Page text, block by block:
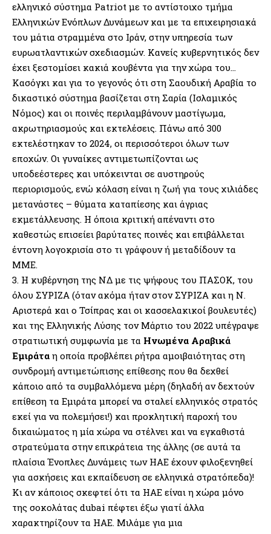
ελληνικό σύστημα Patriot με το αντίστοιχο τμήμα
Ελληνικών Ενόπλων Δυνάμεων και με τα επιχειρησιακά
του μάτια στραμμένα στο Ιράν, στην υπηρεσία των
ευρωατλαντικών σχεδιασμών. Κανείς κυβερνητικός δεν
έχει ξεστομίσει κακιά κουβέντα για την χώρα του…
Κασόγκι και για το γεγονός ότι στη Σαουδική Αραβία το
δικαστικό σύστημα βασίζεται στη Σαρία (Ισλαμικός
Νόμος) και οι ποινές περιλαμβάνουν μαστίγωμα,
ακρωτηριασμούς και εκτελέσεις. Πάνω από 300
εκτελέστηκαν το 2024, οι περισσότεροι όλων των
εποχών. Οι γυναίκες αντιμετωπίζονται ως
υποδεέστερες και υπόκεινται σε αυστηρούς
περιορισμούς, ενώ κόλαση είναι η ζωή για τους χιλιάδες
μετανάστες – θύματα καταπίεσης και άγριας
εκμετάλλευσης. Η όποια κριτική απέναντι στο
καθεστώς επισείει βαρύτατες ποινές και επιβάλλεται
έντονη λογοκρισία στο τι γράφουν ή μεταδίδουν τα
ΜΜΕ.
3. Η κυβέρνηση της ΝΔ με τις ψήφους του ΠΑΣΟΚ, του
όλου ΣΥΡΙΖΑ (όταν ακόμα ήταν στον ΣΥΡΙΖΑ και η Ν.
Αριστερά και ο Τσίπρας και οι κασσελακικοί βουλευτές)
και της Ελληνικής Λύσης τον Μάρτιο του 2022 υπέγραψε
στρατιωτική συμφωνία με τα Ηνωμένα Αραβικά
Εμιράτα η οποία προβλέπει ρήτρα αμοιβαιότητας στη
συνδρομή αντιμετώπισης επίθεσης που θα δεχθεί
κάποιο από τα συμβαλλόμενα μέρη (δηλαδή αν δεχτούν
επίθεση τα Εμιράτα μπορεί να σταλεί ελληνικός στρατός
εκεί για να πολεμήσει!) και προκλητική παροχή του
δικαιώματος η μία χώρα να στέλνει και να εγκαθιστά
στρατεύματα στην επικράτεια της άλλης (σε αυτά τα
πλαίσια Ένοπλες Δυνάμεις των ΗΑΕ έχουν φιλοξενηθεί
για ασκήσεις και εκπαίδευση σε ελληνικά στρατόπεδα)!
Κι αν κάποιος σκεφτεί ότι τα ΗΑΕ είναι η χώρα μόνο
της σοκολάτας dubai πέφτει έξω γιατί άλλα
χαρακτηρίζουν τα ΗΑΕ. Μιλάμε για μια